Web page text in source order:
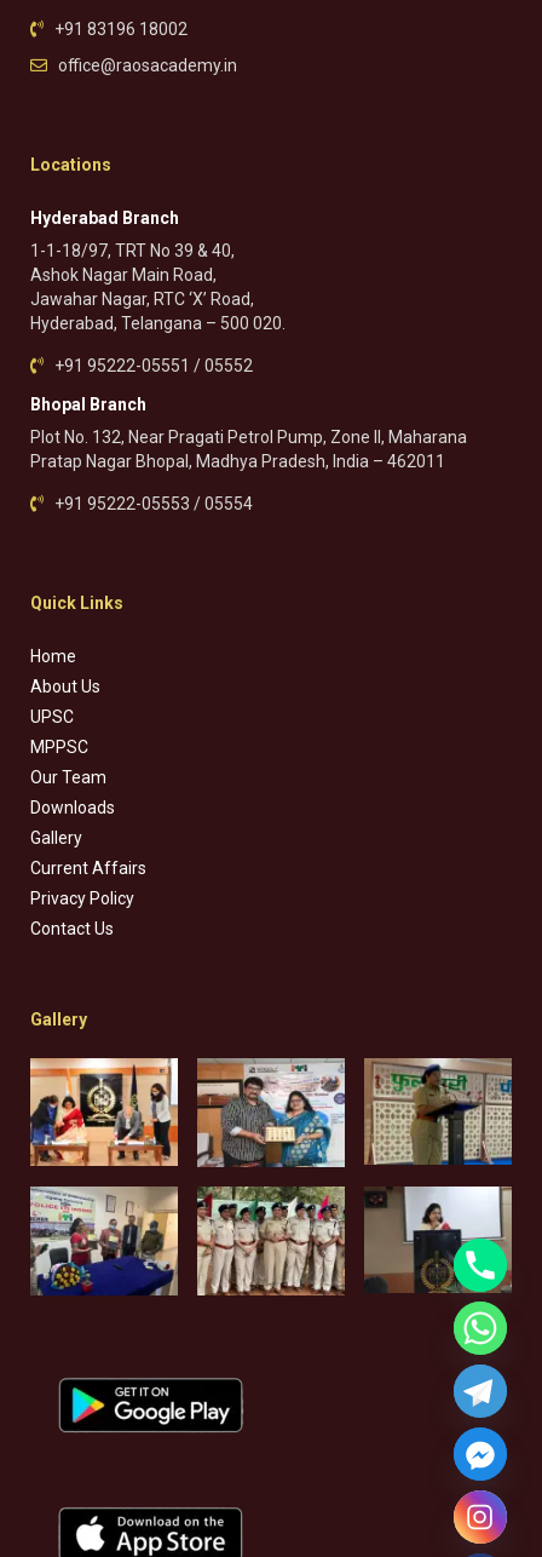
+91 83196 18002
office@raosacademy.in
Locations
Hyderabad Branch
1-1-18/97, TRT No 39 & 40,
Ashok Nagar Main Road,
Jawahar Nagar, RTC ‘X’ Road,
Hyderabad, Telangana – 500 020.
+91 95222-05551 / 05552
Bhopal Branch
Plot No. 132, Near Pragati Petrol Pump, Zone II, Maharana
Pratap Nagar Bhopal, Madhya Pradesh, India – 462011
+91 95222-05553 / 05554
Quick Links
Home
About Us
UPSC
MPPSC
Our Team
Downloads
Gallery
Current Affairs
Privacy Policy
Contact Us
Gallery